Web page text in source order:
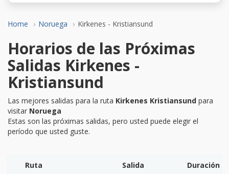
Home Noruega Kirkenes - Kristiansund
Horarios de las Próximas
Salidas Kirkenes -
Kristiansund
Las mejores salidas para la ruta Kirkenes Kristiansund para
visitar Noruega
Estas son las próximas salidas, pero usted puede elegir el
período que usted guste.
Ruta Salida
Duración